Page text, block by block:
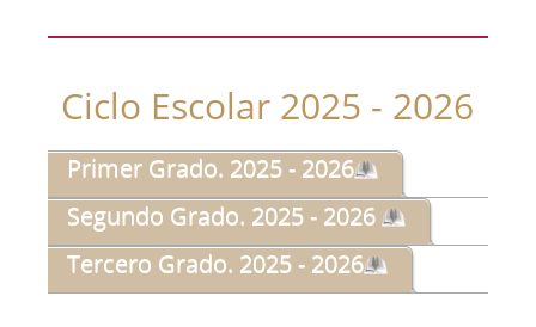
Ciclo Escolar 2025 - 2026
Primer Grado. 2025 - 2026
Segundo Grado. 2025 - 2026
Tercero Grado. 2025 - 2026